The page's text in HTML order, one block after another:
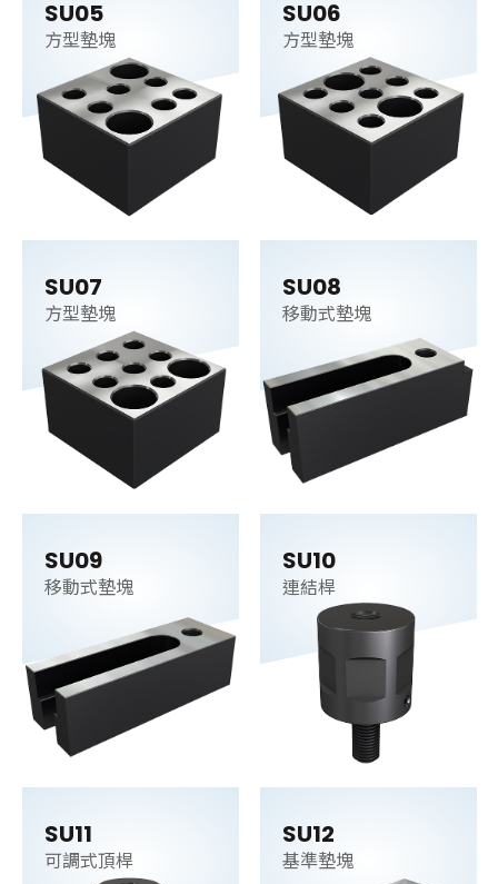
SU05
方型墊塊
SU06
方型墊塊
SU07
方型墊塊
SU08
移動式墊塊
SU09
移動式墊塊
SU10
連結桿
SU11
可調式頂桿
SU12
基準墊塊